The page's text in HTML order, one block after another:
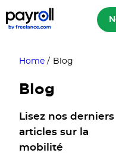
Home / Blog
Blog
Lisez nos derniers
articles sur la
mobilité